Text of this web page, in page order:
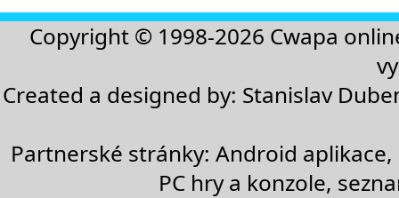
Copyright © 1998-2026 Cwapa
Created a designed by: Stanislav
Partnerské stránky:Android aplikace,
PC hry a konzole,